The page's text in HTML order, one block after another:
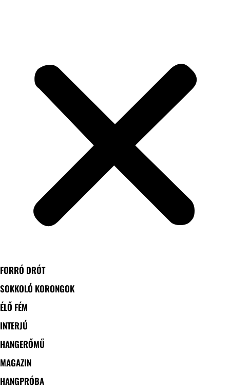
FORRÓ DRÓT
SOKKOLÓ KORONGOK
ÉLŐ FÉM
INTERJÚ
HANGERŐMŰ
MAGAZIN
HANGPRÓBA